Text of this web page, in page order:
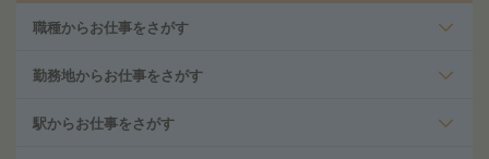
職種からお仕事をさがす
勤務地からお仕事をさがす
駅からお仕事をさがす